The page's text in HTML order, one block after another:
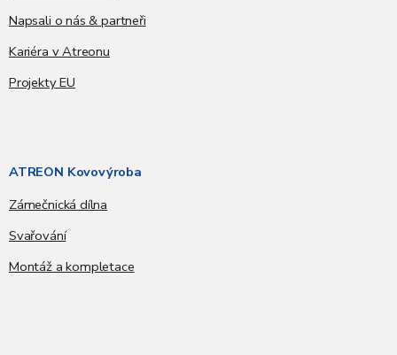
Napsali o nás & partneři
Kariéra v Atreonu
Projekty EU
ATREON Kovovýroba
Zámečnická dílna
Svařování
Montáž a kompletace